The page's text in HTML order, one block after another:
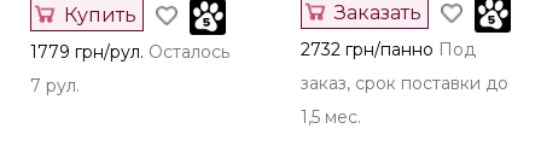
Купить
1779 грн/рул. Осталось
7 рул.
Заказать
2732 грн/панно Под
заказ, срок поставки до
1,5 мес.